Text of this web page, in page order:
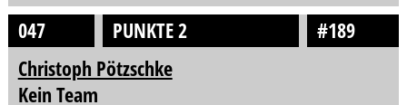
047
PUNKTE 2
#189
Christoph Pötzschke
Kein Team